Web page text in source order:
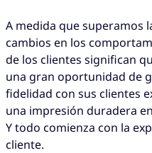
A medida que superamos
cambios en los
de los clientes significan
una gran oportunidad de
fidelidad con sus clientes
una impresión duradera
Y todo comienza con la
cliente.